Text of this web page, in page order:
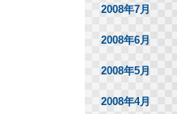
2008年7月
2008年6月
2008年5月
2008年4月